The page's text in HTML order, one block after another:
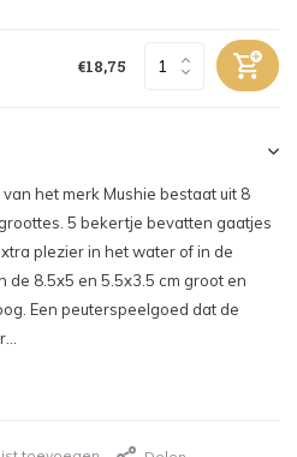
€18,75
het merk Mushie bestaat uit 8
5 bekertje bevatten gaatjes
plezier in het water of in de
de 8.5x5 en 5.5x3.5 cm groot en
Een peuterspeelgoed dat de